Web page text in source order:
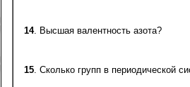
14. Высшая валентность азота?
15. Сколько групп в периодической